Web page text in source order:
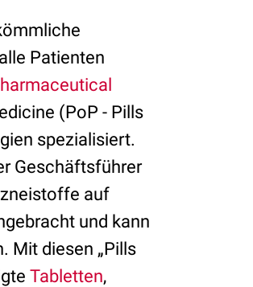
Patienten
(PoP - Pills
spezialisiert.
Geschäftsführer
auf
und kann
Mit diesen „Pills
Tabletten,